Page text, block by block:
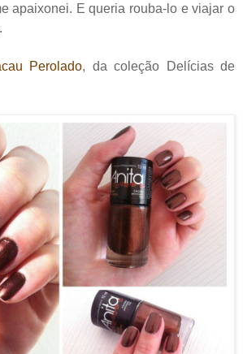
apaixonei. E queria rouba-lo e viajar o
Perolado, da coleção Delícias de